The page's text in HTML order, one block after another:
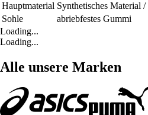
Hauptmaterial Synthetisches Material
Sohle
abriebfestes Gummi
Loading...
Loading...
Alle unsere Marken